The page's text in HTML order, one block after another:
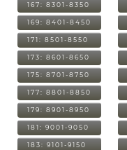
167: 8301-8350
169: 8401-8450
171: 8501-8550
173: 8601-8650
175: 8701-8750
177: 8801-8850
179: 8901-8950
181: 9001-9050
183: 9101-9150